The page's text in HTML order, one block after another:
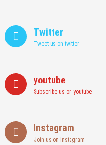
Twitter
Tweet us on twitter
youtube
Subscribe us on youtube
Instagram
Join us on instagram